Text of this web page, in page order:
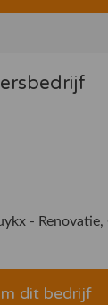
-
dit bedrijf